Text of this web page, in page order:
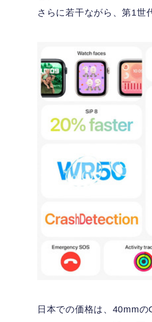
さらに若干ながら、第1世
日本での価格は、40mm